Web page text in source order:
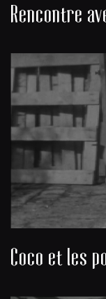
Rencontre
Coco et les